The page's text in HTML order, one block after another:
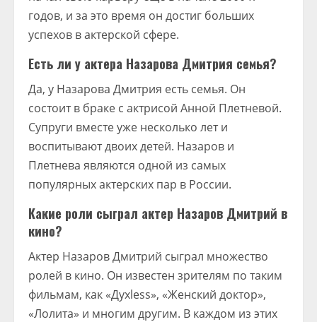
годов, и за это время он достиг больших
успехов в актерской сфере.
Есть ли у актера Назарова Дмитрия семья?
Да, у Назарова Дмитрия есть семья. Он
состоит в браке с актрисой Анной Плетневой.
Супруги вместе уже несколько лет и
воспитывают двоих детей. Назаров и
Плетнева являются одной из самых
популярных актерских пар в России.
Какие роли сыграл актер Назаров Дмитрий в
кино?
Актер Назаров Дмитрий сыграл множество
ролей в кино. Он известен зрителям по таким
фильмам, как «Духless», «Женский доктор»,
«Лолита» и многим другим. В каждом из этих